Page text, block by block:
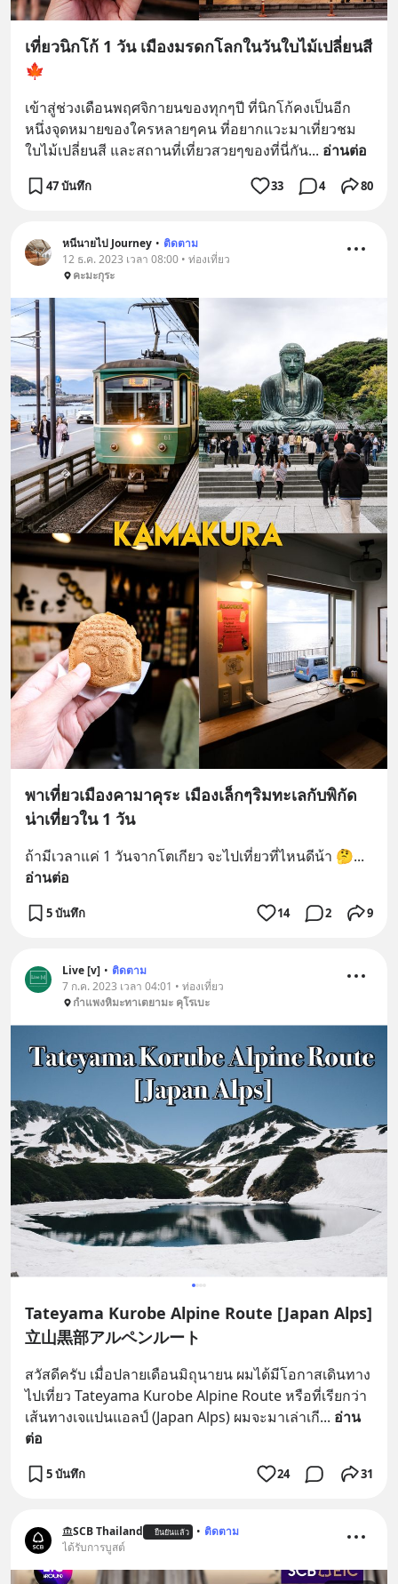
เที่ยวนิกโก้ 1 วัน เมืองมรดกโลกในวันใบไม้เปลี่ยนสี
🍁
เข้าสู่ช่วงเดือนพฤศจิกายนของทุกๆปี ที่นิกโก้คงเป็นอีก
หนึ่งจุดหมายของใครหลายๆคน ที่อยากแวะมาเที่ยวชม
ใบไม้เปลี่ยนสี และสถานที่เที่ยวสวยๆของที่นี่กัน... อ่านต่อ
47 บันทึก 33 4 80
หนีนายไป Journey • ติดตาม
12 ธ.ค. 2023 เวลา 08:00 • ท่องเที่ยว
คะมะกุระ
พาเที่ยวเมืองคามาคุระ เมืองเล็กๆริมทะเลกับพิกัด
น่าเที่ยวใน 1 วัน
ถ้ามีเวลาแค่ 1 วันจากโตเกียว จะไปเที่ยวที่ไหนดีน้า 🤔
อ่านต่อ
5 บันทึก 14 2 9
Live [v] • ติดตาม
7 ก.ค. 2023 เวลา 04:01 • ท่องเที่ยว
กำแพงหิมะทาเตยามะ คุโรเบะ
Tateyama Kurobe Alpine Route [Japan Alps]
立山黒部アルペンルート
สวัสดีครับ เมื่อปลายเดือนมิถุนายน ผมได้มีโอกาสเดินทาง
ไปเที่ยว Tateyama Kurobe Alpine Route หรือที่เรียกว่า
เส้นทางเจแปนแอลป์ (Japan Alps) ผมจะมาเล่าเกี... อ่าน
ต่อ
5 บันทึก 24 31
SCB Thailand ยืนยันแล้ว • ติดตาม
ได้รับการบูสต์